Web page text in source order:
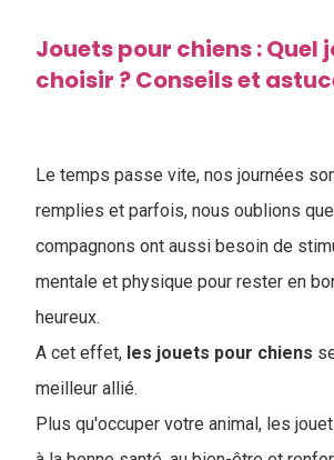
Jouets pour chiens : Quel
choisir ? Conseils et
Le temps passe vite, nos journées
remplies et parfois, nous oublions
compagnons ont aussi besoin de
mentale et physique pour rester en
heureux.
A cet effet, les jouets pour chiens
meilleur allié.
Plus qu'occuper votre animal, les